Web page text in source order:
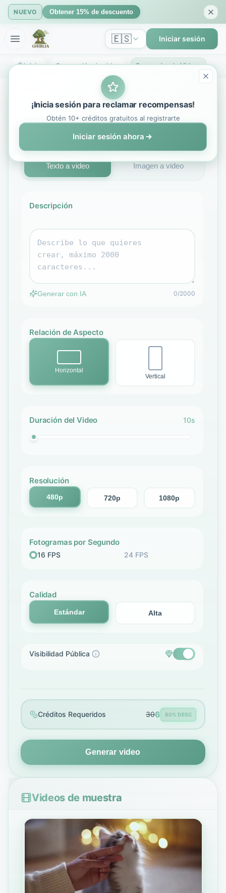
NUEVO Obtener 15% de descuento
🇪🇸 Iniciar sesión
Inicio Generación de video Generador de Videos AI Sora2 - Crea Videos desde Texto e Imágenes | GhibliIA
Generador de Video IA
Texto a video Imagen a video
Descripción
Generar con IA 0/2000
Relación de Aspecto
Horizontal
Vertical
Duración del Video 10s
Resolución
480p 720p 1080p
Fotogramas por Segundo
16 FPS 24 FPS
Calidad
Estándar Alta
Visibilidad Pública
Créditos Requeridos 306 80% DESC
Generar video
Videos de muestra
¡Inicia sesión para reclamar recompensas!
Obtén 10+ créditos gratuitos al registrarte
Iniciar sesión ahora